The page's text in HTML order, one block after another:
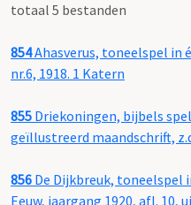
totaal 5 bestanden
854Ahasverus, toneelspel in
nr.6, 1918. 1 Katern
855 Driekoningen, bijbels
geïllustreerd maandschrift,
856 De Dijkbreuk, toneelspel
Eeuw, jaargang 1920, afl. 10,